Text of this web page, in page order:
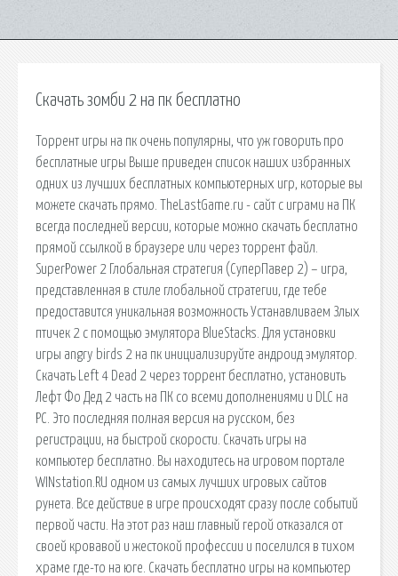
Скачать зомби 2 на пк бесплатно
Торрент игры на пк очень популярны, что уж говорить про
бесплатные игры Выше приведен список наших избранных
одних из лучших бесплатных компьютерных игр, которые вы
можете скачать прямо. TheLastGame.ru - сайт с играми на ПК
всегда последней версии, которые можно скачать бесплатно
прямой ссылкой в браузере или через торрент файл.
SuperPower 2 Глобальная стратегия (СуперПавер 2) – игра,
представленная в стиле глобальной стратегии, где тебе
предоставится уникальная возможность Устанавливаем Злых
птичек 2 с помощью эмулятора BlueStacks. Для установки
игры angry birds 2 на пк инициализируйте андроид эмулятор.
Скачать Left 4 Dead 2 через торрент бесплатно, установить
Лефт Фо Дед 2 часть на ПК со всеми дополнениями и DLC на
PC. Это последняя полная версия на русском, без
регистрации, на быстрой скорости. Скачать игры на
компьютер бесплатно. Вы находитесь на игровом портале
WINstation.RU одном из самых лучших игровых сайтов
рунета. Все действие в игре происходят сразу после событий
первой части. На этот раз наш главный герой отказался от
своей кровавой и жестокой профессии и поселился в тихом
храме где-то на юге. Скачать бесплатно игры на компьютер